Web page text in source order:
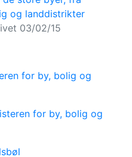
og landdistrikter
03/02/15
for by, bolig og
for by, bolig og